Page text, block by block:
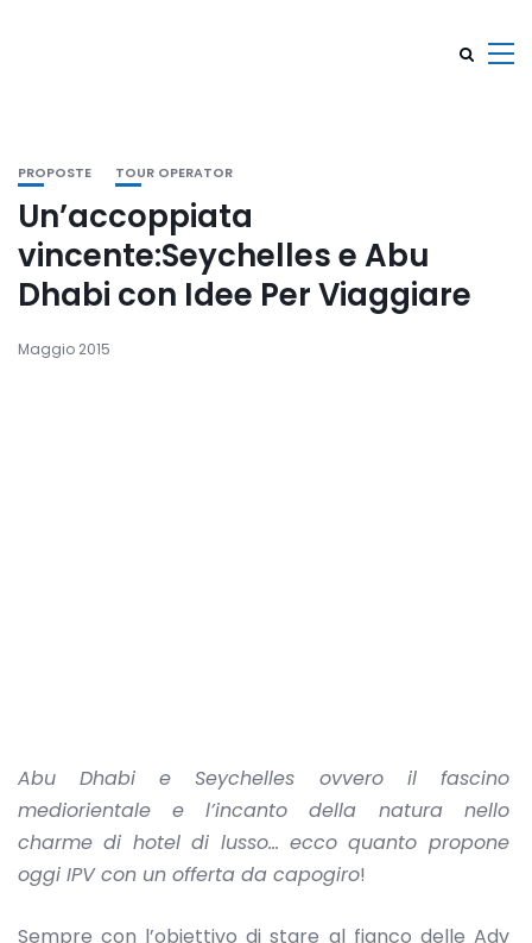
PROPOSTE TOUR OPERATOR
Un’accoppiata
vincente:Seychelles e Abu
Dhabi con Idee Per Viaggiare
Maggio 2015
Abu Dhabi e Seychelles ovvero il fascino
mediorientale e l’incanto della natura nello
charme di hotel di lusso… ecco quanto propone
oggi IPV con un offerta da capogiro!
Sempre con l’obiettivo di stare al fianco delle Adv